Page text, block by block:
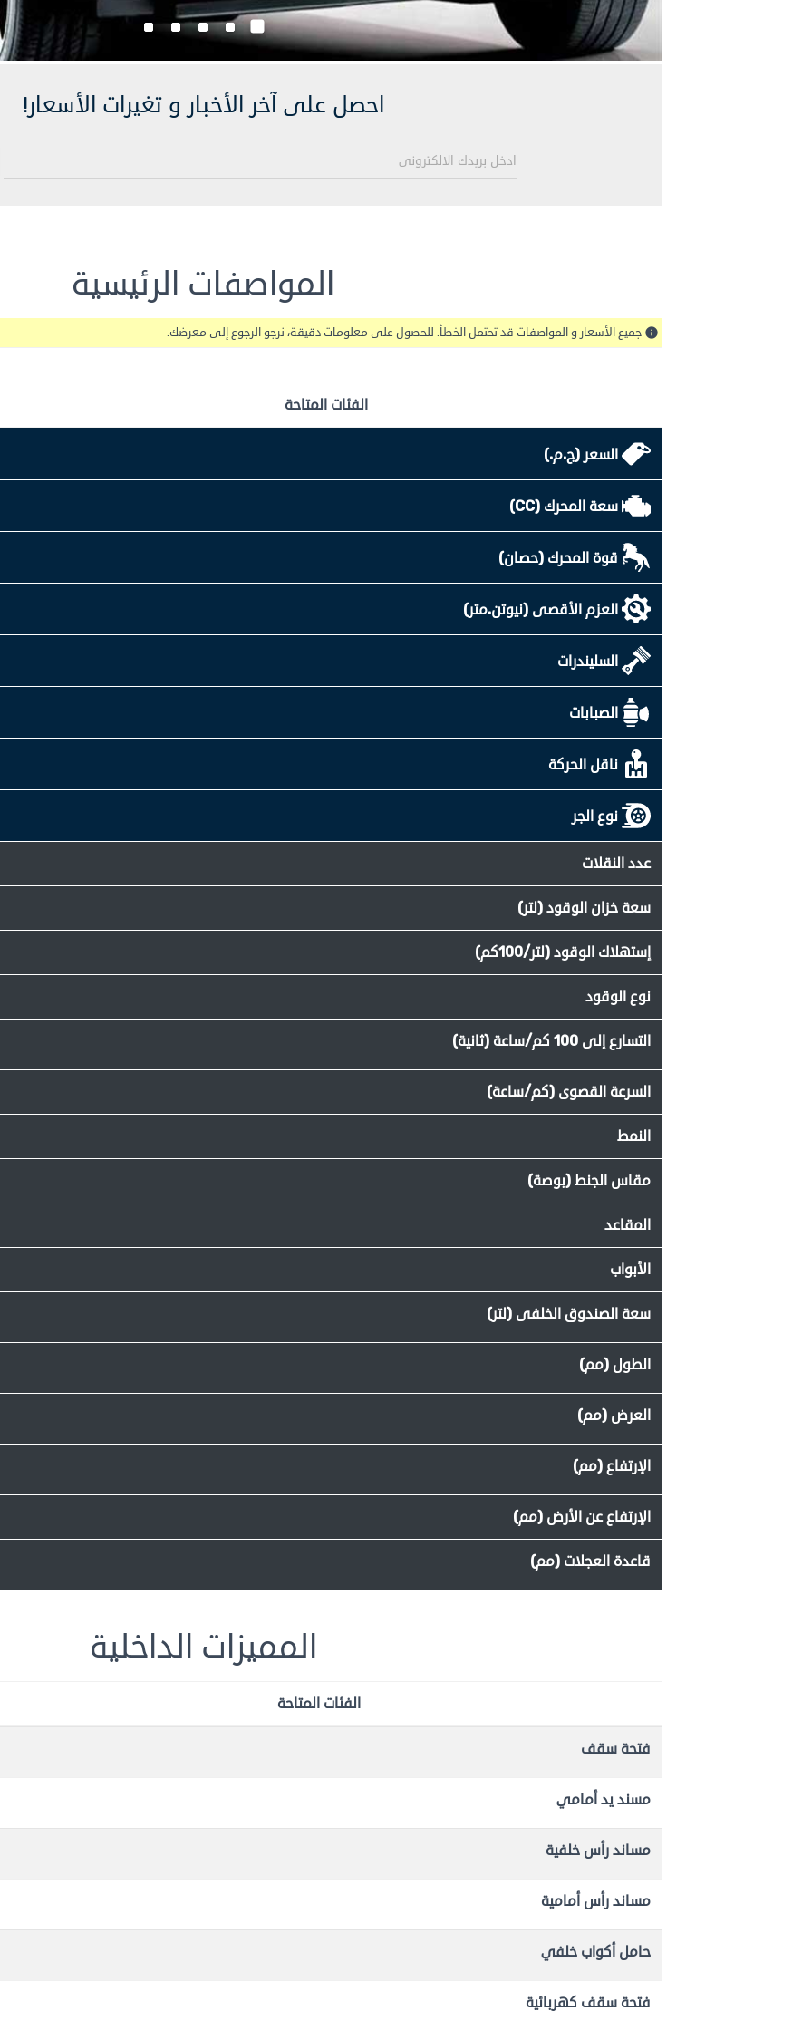
احصل على آخر الأخبار و تغيرات الأسعار!
المواصفات الرئيسية
info جميع الأسعار و المواصفات قد تحتمل الخطأ. للحصول على معلومات دقيقة، نرجو الرجوع إلى معرضك.
الفئات المتاحة
السعر (ج.م.)
سعة المحرك (CC)
قوة المحرك (حصان)
العزم الأقصى (نيوتن.متر)
السليندرات
الصبابات
ناقل الحركة
نوع الجر
عدد النقلات
سعة خزان الوقود (لتر)
إستهلاك الوقود (لتر/100كم)
نوع الوقود
التسارع إلى 100 كم/ساعة (ثانية)
السرعة القصوى (كم/ساعة)
النمط
مقاس الجنط (بوصة)
المقاعد
الأبواب
سعة الصندوق الخلفى (لتر)
الطول (مم)
العرض (مم)
الإرتفاع (مم)
الإرتفاع عن الأرض (مم)
قاعدة العجلات (مم)
المميزات الداخلية
الفئات المتاحة
فتحة سقف
مسند يد أمامي
مساند رأس خلفية
مساند رأس أمامية
حامل أكواب خلفي
فتحة سقف كهربائية